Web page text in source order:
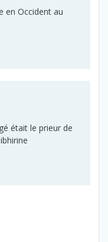
en Occident au
était le prieur de